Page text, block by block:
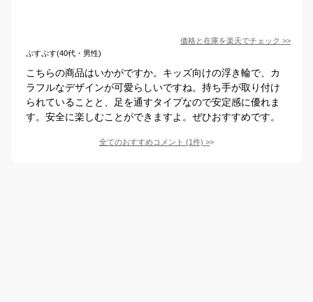
価格と在庫を楽天でチェック >>
ぷすぷす(40代・男性)
こちらの商品はいかがですか。キッズ向けの浮き輪で、カ
ラフルなデザインが可愛らしいですね。持ち手が取り付け
られていることと、足を通すタイプなので安定感に優れま
す。安全に楽しむことができますよ。ぜひおすすめです。
全てのおすすめコメント (1件) >